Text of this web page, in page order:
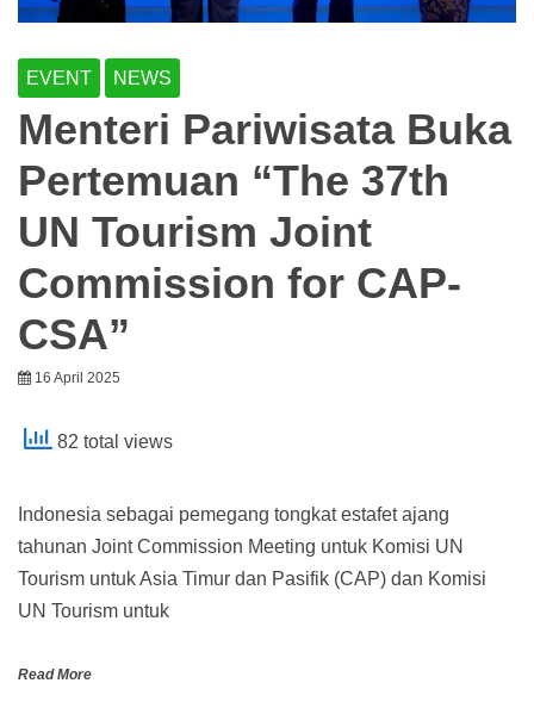
EVENT NEWS
Menteri Pariwisata Buka
Pertemuan “The 37th
UN Tourism Joint
Commission for CAP-
CSA”
16 April 2025
82 total views
Indonesia sebagai pemegang tongkat estafet ajang
tahunan Joint Commission Meeting untuk Komisi UN
Tourism untuk Asia Timur dan Pasifik (CAP) dan Komisi
UN Tourism untuk
Read More